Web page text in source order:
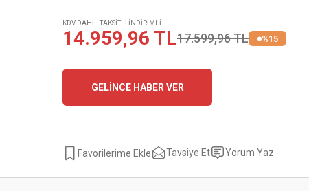
KDV DAHİL TAKSİTLİ İNDİRİMLİ
14.959,96 TL17.599,96 TL %15
GELİNCE HABER VER
Tavsiye Et Yorum Yaz